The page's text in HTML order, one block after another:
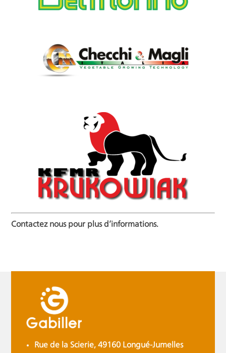
Contactez nous pour plus d’informations.
Rue de la Scierie, 49160 Longué-Jumelles